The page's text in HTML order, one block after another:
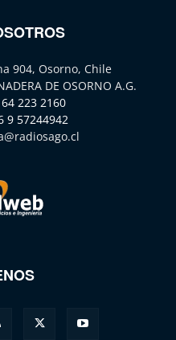
904, Osorno, Chile
DE OSORNO A.G.
223 2160
9 57244942